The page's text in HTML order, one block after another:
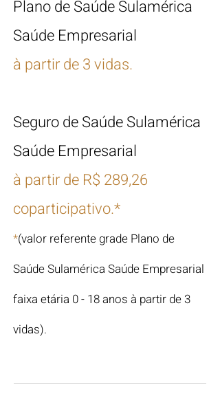
Plano de Saúde Sulamérica
Saúde Empresarial
à partir de 3 vidas.
Seguro de Saúde Sulamérica
Saúde Empresarial
à partir de R$ 289,26
coparticipativo.*
*(valor referente grade Plano de
Saúde Sulamérica Saúde Empresarial
faixa etária 0 - 18 anos à partir de 3
vidas).